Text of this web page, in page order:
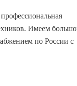
Имеем
по России с